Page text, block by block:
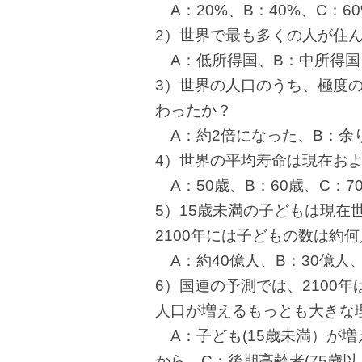
A：20%、B：40%、C：
2）世界で最も多くの人が住
A：低所得国、B：中所得
3）世界の人口のうち、極度
わったか？
A：約2倍になった、B：余
4）世界の平均寿命は現在お
A：50歳、B：60歳、C：
5）15歳未満の子どもは現在
2100年には子どもの数は約
A：約40億人、B：30億人
6）国連の予測では、2100年
人口が増えるもっとも大き
A：子ども(15歳未満）が増